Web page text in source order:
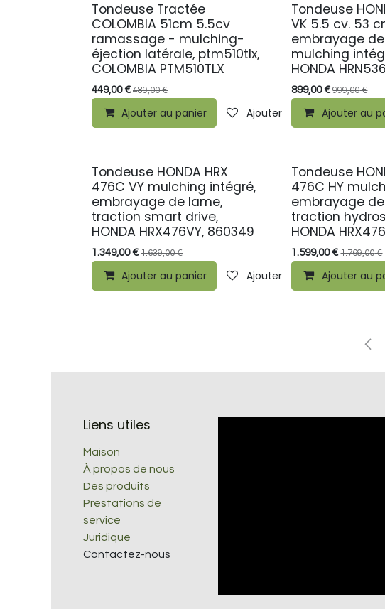
Tondeuse Tractée
COLOMBIA 51cm 5.5cv
ramassage - mulching-
éjection latérale, ptm510tlx,
COLOMBIA PTM510TLX
449,00€ 489,00€
Ajouter au panier Ajouter à la liste de souhaits
Tondeuse
VK 5.5 cv. 53
embrayage
mulching
HONDA
899,00€ 999,00€
Ajouter au
PROMO
Tondeuse HONDA HRX
476C VY mulching intégré,
embrayage de lame,
traction smart drive,
HONDA HRX476VY, 860349
1.349,00€ 1.639,00€
Ajouter au panier Ajouter à la liste de souhaits
PROMO
Tondeuse
476C HY
embrayage
traction
HONDA
1.599,00€ 1.769,00€
Ajouter au
Liens utiles
Maison
À propos de nous
Des produits
Prestations de
service
Juridique
Contactez-nous